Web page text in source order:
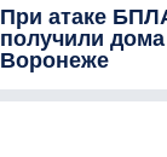
При атаке
получили
Воронеже